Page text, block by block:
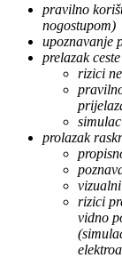
pravilno
nogostupom)
upoznavanje
prelazak ceste
rizici
prolazak
rizici
vidno